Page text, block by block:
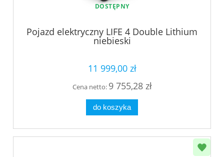
DOSTĘPNY
Pojazd elektryczny LIFE 4 Double Lithium
niebieski
11 999,00 zł
Cena netto: 9 755,28 zł
do koszyka